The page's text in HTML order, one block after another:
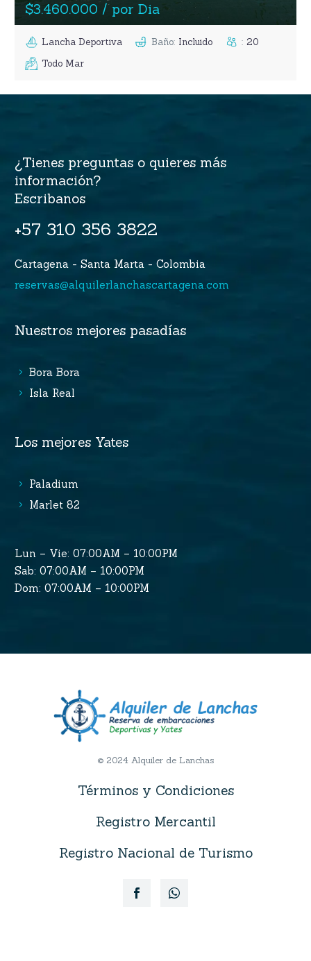
$3.460.000 / por Dia
Lancha Deportiva Baño: Incluido : 20
Todo Mar
¿Tienes preguntas o quieres más
información?
Escribanos
+57 310 356 3822
Cartagena - Santa Marta - Colombia
reservas@alquilerlanchascartagena.com
Nuestros mejores pasadías
Bora Bora
Isla Real
Los mejores Yates
Paladium
Marlet 82
Lun – Vie: 07:00AM – 10:00PM
Sab: 07:00AM – 10:00PM
Dom: 07:00AM – 10:00PM
© 2024 Alquiler de Lanchas
Términos y Condiciones
Registro Mercantil
Registro Nacional de Turismo